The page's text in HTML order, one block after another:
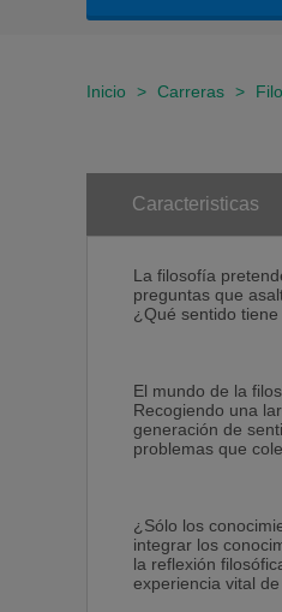
Inicio > Carreras >
Caracteristicas
La filosofía
preguntas que
¿Qué sentido
El mundo de la
Recogiendo una
generación de
problemas que
¿Sólo los
integrar los
la reflexión
experiencia vital